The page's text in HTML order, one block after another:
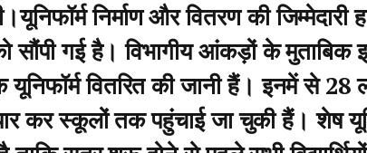
निर्माण और वितरण की
सौंपी गई है। विभागीय आंकड़ों के मुताबिक
वितरित की जानी हैं। इनमें से 28
कर स्कूलों तक पहुंचाई जा चुकी हैं। शेष